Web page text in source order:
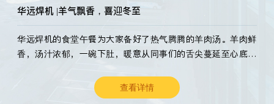
华远焊机 |羊气飘香，喜迎冬至
华远焊机的食堂午餐为大家备好了热气腾腾的羊肉汤。羊肉鲜
香，汤汁浓郁，一碗下肚，暖意从同事们的舌尖蔓延至心底。
查看详情